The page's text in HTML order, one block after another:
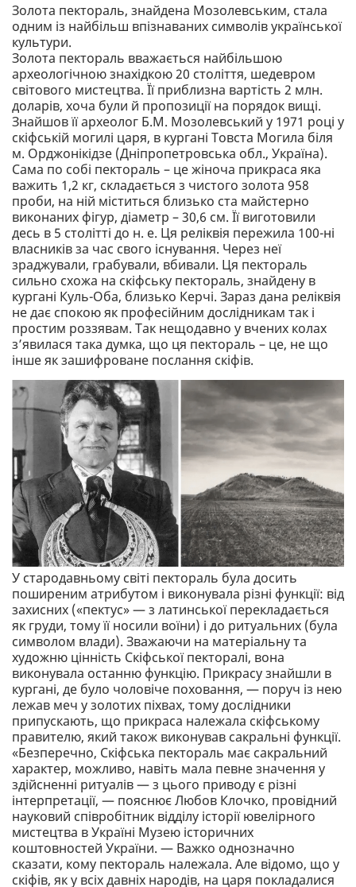
Золота пектораль, знайдена Мозолевським, стала
одним із найбільш впізнаваних символів української
культури.
Золота пектораль вважається найбільшою
археологічною знахідкою 20 століття, шедевром
світового мистецтва. Її приблизна вартість 2 млн.
доларів, хоча були й пропозиції на порядок вищі.
Знайшов її археолог Б.М. Мозолевський у 1971 році у
скіфській могилі царя, в кургані Товста Могила біля
м. Орджонікідзе (Дніпропетровська обл., Україна).
Сама по собі пектораль – це жіноча прикраса яка
важить 1,2 кг, складається з чистого золота 958
проби, на ній міститься близько ста майстерно
виконаних фігур, діаметр – 30,6 см. Її виготовили
десь в 5 столітті до н. е. Ця реліквія пережила 100-ні
власників за час свого існування. Через неї
зраджували, грабували, вбивали. Ця пектораль
сильно схожа на скіфську пектораль, знайдену в
кургані Куль-Оба, близько Керчі. Зараз дана реліквія
не дає спокою як професійним дослідникам так і
простим роззявам. Так нещодавно у вчених колах
з’явилася така думка, що ця пектораль – це, не що
інше як зашифроване послання скіфів.
У стародавньому світі пектораль була досить
поширеним атрибутом і виконувала різні функції: від
захисних («пектус» — з латинської перекладається
як груди, тому її носили воїни) i до ритуальних (була
символом влади). Зважаючи на матеріальну та
художню цінність Скіфської пекторалі, вона
виконувала останню функцію. Прикрасу знайшли в
кургані, де було чоловіче поховання, — поруч із нею
лежав меч у золотих піхвах, тому дослідники
припускають, що прикраса належала скіфському
правителю, який також виконував сакральні функції.
«Безперечно, Скіфська пектораль має сакральний
характер, можливо, навіть мала певне значення у
здійсненні ритуалів — з цього приводу є різні
інтерпретації, — пояснює Любов Клочко, провідний
науковий співробітник відділу історії ювелірного
мистецтва в Україні Музею історичних
коштовностей України. — Важко однозначно
сказати, кому пектораль належала. Але відомо, що у
скіфів, як у всіх давніх народів, на царя покладалися